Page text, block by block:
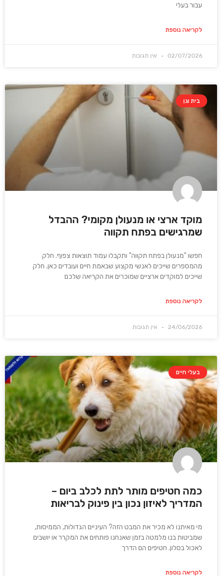
עבור בעלי
לקריאה נוספת
02/07/2026 אין תגובות
בית וגן
מוקד ארצי או מנעולן מקומי? ההבדל
שמרגישים בפתח תקווה
חפשו "מנעולן בפתח תקווה" ותקבלו עמוד תוצאות צפוף. חלק
מהמספרים שייכים לאנשי מקצוע שבאמת חיים ועובדים כאן. חלק
שייכים למוקדים ארציים שמוכרים את הקריאה שלכם
לקריאה נוספת
24/06/2026 אין תגובות
בעלי חיים
כמה חטיפים מותר לתת לכלב ביום –
המדריך לאיזון נכון בין פינוק לבריאות
מי מאיתנו לא מכיר את המבט הזה? העיניים הגדולות, הממיסות,
שמביטות בנו מלמטה בזמן שאנחנו פותחים את המקרר או יושבים
לאכול בסלון. חטיפים הם הדרך
לקריאה נוספת